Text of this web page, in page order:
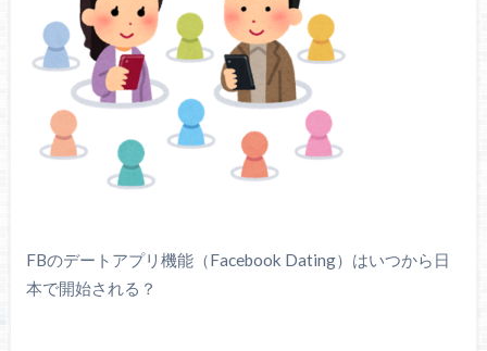
FBのデートアプリ機能（Facebook Dating）はいつから日
本で開始される？